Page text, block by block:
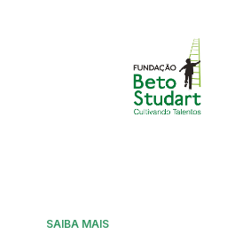
SAIBA MAIS